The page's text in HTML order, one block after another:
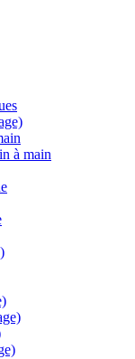
à main